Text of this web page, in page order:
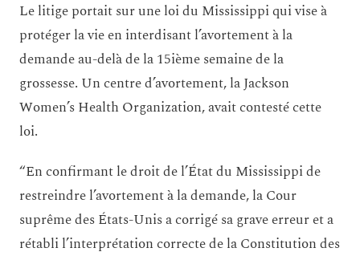
Le litige portait sur une loi du Mississippi qui vise à
protéger la vie en interdisant l’avortement à la
demande au-delà de la 15ième semaine de la
grossesse. Un centre d’avortement, la Jackson
Women’s Health Organization, avait contesté cette
loi.
“En confirmant le droit de l’État du Mississippi de
restreindre l’avortement à la demande, la Cour
suprême des États-Unis a corrigé sa grave erreur et a
rétabli l’interprétation correcte de la Constitution des